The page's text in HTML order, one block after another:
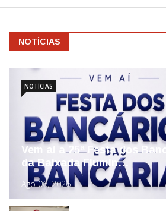
NOTÍCIAS
Vem aí a 25ª Festa dos
da Baixada Flumin…
Ago 06, 2026
NOTÍCIAS